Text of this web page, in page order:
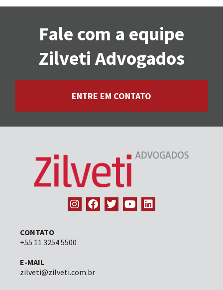
Fale com a equipe
Zilveti Advogados
ENTRE EM CONTATO
CONTATO
+55 11 3254 5500
E-MAIL
zilveti@zilveti.com.br